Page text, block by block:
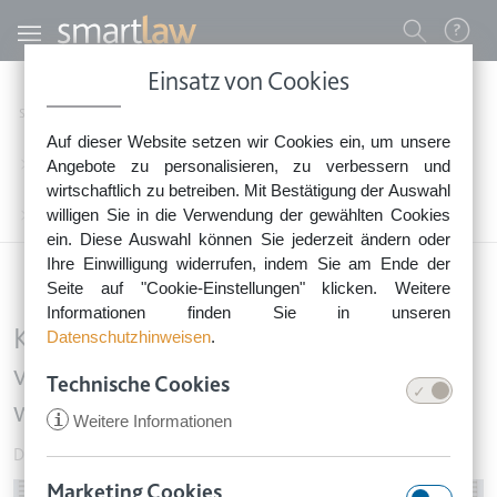
Einsatz von Cookies
Auf dieser Website setzen wir Cookies ein, um unsere
Angebote zu personalisieren, zu verbessern und
wirtschaftlich zu betreiben. Mit Bestätigung der Auswahl
willigen Sie in die Verwendung der gewählten Cookies
ein. Diese Auswahl können Sie jederzeit ändern oder
Ihre Einwilligung widerrufen, indem Sie am Ende der
Seite auf "Cookie-Einstellungen" klicken. Weitere
Informationen finden Sie in unseren
Datenschutzhinweisen.
Technische Cookies
i Weitere Informationen
Direkt zum Inhalt
0800 - 268 4 268 (kostenfrei)
Sie erreichen unser Service-Team:
Montag bis Freitag: 8-18 Uhr
Keine Rechtsberatung.
Benutzermenü
Startseite
Dienstleistung, Handel & Privatverkäufe
Kostenloses Anzeigeblatt darf nicht vor dem Hauseingang abgelegt werden
Kostenloses Anzeigeblatt darf nicht
vor dem Hauseingang abgelegt
werden
Dienstleistung, Handel & Privatverkäufe • 17. Januar 2019
Image